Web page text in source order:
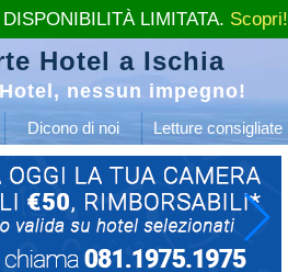
Hotel a Ischia
nessun impegno!
Dicono di noi Letture consigliate
LIMITATA. Scopri!